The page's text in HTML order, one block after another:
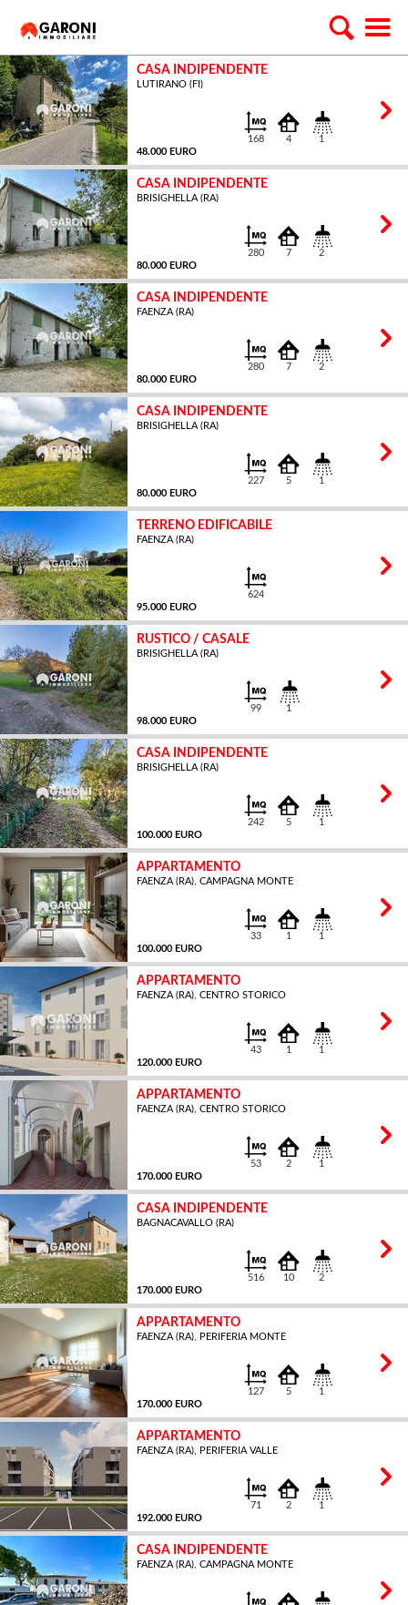
CASA INDIPENDENTE
LUTIRANO (FI)
48.000 EURO
168 4 1
CASA INDIPENDENTE
BRISIGHELLA (RA)
80.000 EURO
280 7 2
CASA INDIPENDENTE
FAENZA (RA)
80.000 EURO
280 7 2
CASA INDIPENDENTE
BRISIGHELLA (RA)
80.000 EURO
227 5 1
TERRENO EDIFICABILE
FAENZA (RA)
95.000 EURO
624
RUSTICO / CASALE
BRISIGHELLA (RA)
98.000 EURO
99 1
CASA INDIPENDENTE
BRISIGHELLA (RA)
100.000 EURO
242 5 1
APPARTAMENTO
FAENZA (RA), CAMPAGNA MONTE
100.000 EURO
33 1 1
APPARTAMENTO
FAENZA (RA), CENTRO STORICO
120.000 EURO
43 1 1
APPARTAMENTO
FAENZA (RA), CENTRO STORICO
170.000 EURO
53 2 1
CASA INDIPENDENTE
BAGNACAVALLO (RA)
170.000 EURO
516 10 2
APPARTAMENTO
FAENZA (RA), PERIFERIA MONTE
170.000 EURO
127 5 1
APPARTAMENTO
FAENZA (RA), PERIFERIA VALLE
192.000 EURO
71 2 1
CASA INDIPENDENTE
FAENZA (RA), CAMPAGNA MONTE